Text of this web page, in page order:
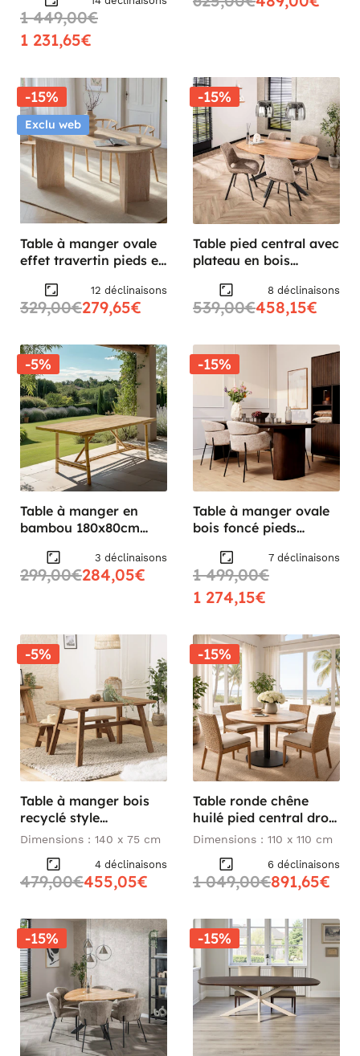
1 449,00€
1 231,65€
-15%
Exclu web
Table à manger ovale
effet travertin pieds en
12 déclinaisons
329,00€279,65€
-15%
Table pied central avec
plateau en bois
MELBOURNE8 déclinaisons
539,00€458,15€
-5%
Table à manger en
bambou 180x80cm
3 déclinaisons
299,00€284,05€
-15%
Table à manger ovale
bois foncé pieds
7 déclinaisons
1 499,00€
1 274,15€
-5%
Table à manger bois
recyclé style
campagne 140 cm
Dimensions : 140 x 75 cm
4 déclinaisons
479,00€455,05€
-15%
Table ronde chêne
huilé pied central droit
110 cm PALERME
Dimensions : 110 x 110 cm
6 déclinaisons
1 049,00€891,65€
-15% -15%